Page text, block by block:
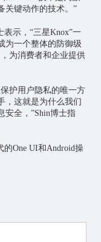
关键动作的技术。”
示，“三星Knox”一
为一个整体的防御级
为消费者和企业提供
护用户隐私的唯一方
，这就是为什么我们
安全，”Shin博士指
的One UI和Android操